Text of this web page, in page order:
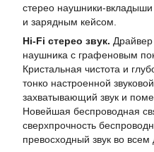
стерео наушники-
и зарядным кейсом.
Hi-Fi стерео звук. Драйвер
наушника с графеновым
Кристальная чистота и
тонко настроенной
захватывающий звук и
Новейшая беспроводная
сверхпрочность
превосходный звук во всем